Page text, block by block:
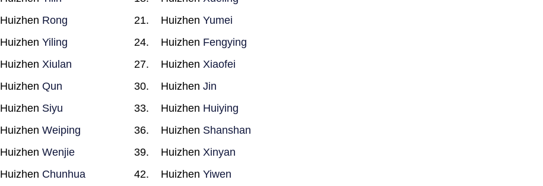
Huizhen Rong HuizhenYumei
Huizhen Yiling Huizhen Fengying
Huizhen Xiulan HuizhenXiaofei
Huizhen Qun HuizhenJin
Huizhen Siyu Huizhen Huiying
Huizhen Weiping Huizhen Shanshan
Huizhen Wenjie HuizhenXinyan
Huizhen Chunhua HuizhenYiwen